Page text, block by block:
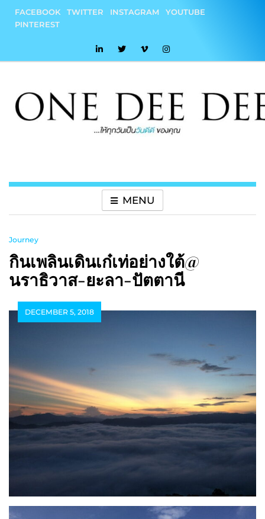
content
FACEBOOK TWITTER INSTAGRAM
YOUTUBE
PINTEREST
MENU
Journey
กินเพลินเดินเก๋เท่อย่างใต้@
นราธิวาส-ยะลา-ปัตตานี
DECEMBER 5, 2018